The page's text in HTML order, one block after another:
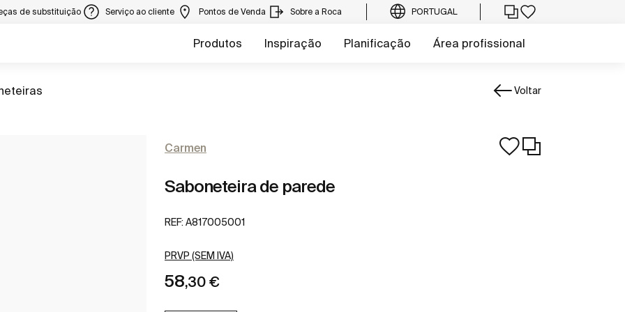
de substituição Serviço ao cliente Pontos de Venda Sobre a Roca PORTUGAL
Produtos Inspiração Planificação Área profissional
Voltar
Carmen
Saboneteira de parede
REF: A817005001
PRVP (SEM IVA)
58,30 €